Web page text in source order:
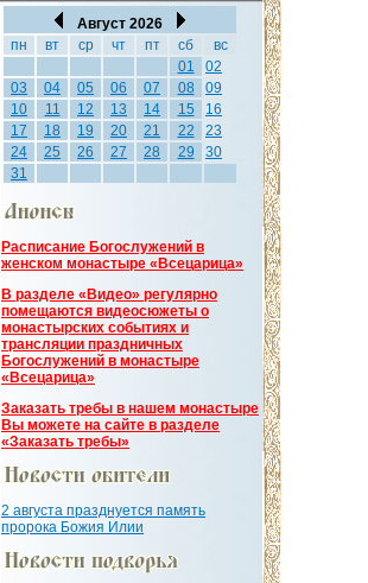
Август 2026
пн
вт ср чт пт сб
вс
01
02
03
04 05 06 07 08
09
10
11 12 13 14 15
16
17
18 19 20 21 22
23
24
25 26 27 28 29
30
31
Расписание Богослужений в
женском монастыре «Всецарица»
В разделе «Видео» регулярно
помещаются видеосюжеты о
монастырских событиях и
трансляции праздничных
Богослужений в монастыре
«Всецарица»
Заказать требы в нашем монастыре
Вы можете на сайте в разделе
«Заказать требы»
2 августа празднуется память
пророка Божия Илии